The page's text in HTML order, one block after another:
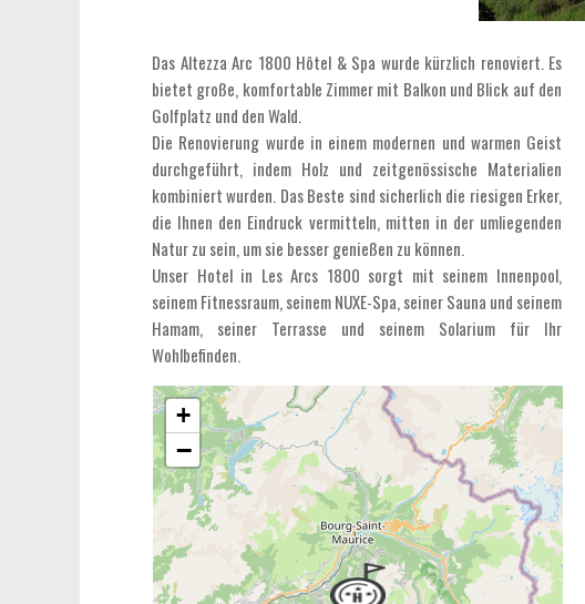
Das Altezza Arc 1800 Hôtel & Spa wurde kürzlich renoviert. Es
bietet große, komfortable Zimmer mit Balkon und Blick auf den
Golfplatz und den Wald.
Die Renovierung wurde in einem modernen und warmen Geist
durchgeführt, indem Holz und zeitgenössische Materialien
kombiniert wurden. Das Beste sind sicherlich die riesigen Erker,
die Ihnen den Eindruck vermitteln, mitten in der umliegenden
Natur zu sein, um sie besser genießen zu können.
Unser Hotel in Les Arcs 1800 sorgt mit seinem Innenpool,
seinem Fitnessraum, seinem NUXE-Spa, seiner Sauna und seinem
Hamam, seiner Terrasse und seinem Solarium für Ihr
Wohlbefinden.
+
−